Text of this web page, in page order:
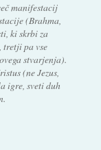
manifestacij
(Brahma,
ki skrbi za
tretji pa vse
stvarjenja).
(ne Jezus,
igre, sveti duh